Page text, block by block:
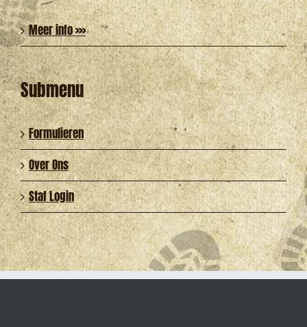
Meer info >>>
Submenu
Formulieren
Over Ons
Staf Login